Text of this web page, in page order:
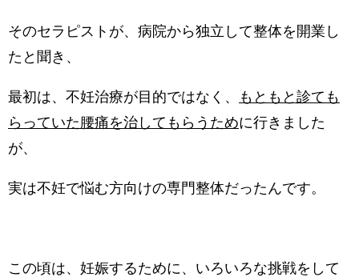
そのセラピストが、病院から独立して整体を開業し
たと聞き、
最初は、不妊治療が目的ではなく、
もともと診ても
らっていた腰痛を治してもらうために行きました
が、
実は不妊で悩む方向けの専門整体だったんです。
この頃は、妊娠するために、いろいろな挑戦をして